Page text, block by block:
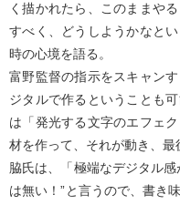
く描かれたら、このままや
すべく、どうしようかなと
時の心境を語る。
富野監督の指示をスキャン
ジタルで作るということも
は「発光する文字のエフェ
材を作って、それが動き、最
脇氏は、「極端なデジタル
は無い！”と言うので、書き